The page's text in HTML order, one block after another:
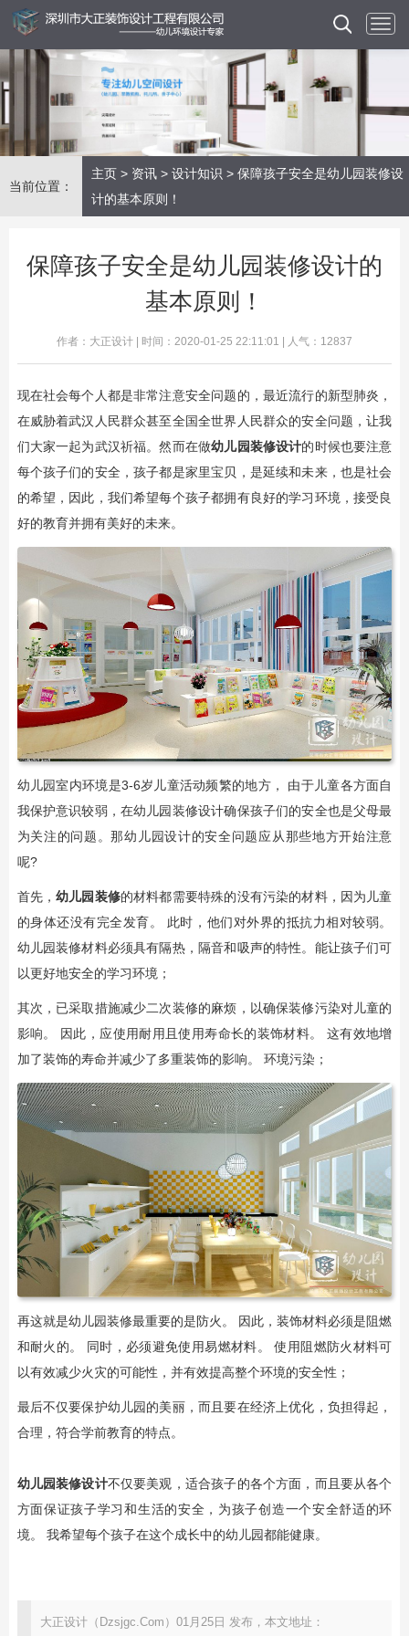
当前位置：
主页 > 资讯 > 设计知识 > 保障孩子安全是幼儿园装修设
计的基本原则！
保障孩子安全是幼儿园装修设计的
基本原则！
作者：大正设计 | 时间：2020-01-25 22:11:01 | 人气：12837
现在社会每个人都是非常注意安全问题的，最近流行的新型肺炎，
在威胁着武汉人民群众甚至全国全世界人民群众的安全问题，让我
们大家一起为武汉祈福。然而在做幼儿园装修设计的时候也要注意
每个孩子们的安全，孩子都是家里宝贝，是延续和未来，也是社会
的希望，因此，我们希望每个孩子都拥有良好的学习环境，接受良
好的教育并拥有美好的未来。
幼儿园室内环境是3-6岁儿童活动频繁的地方， 由于儿童各方面自
我保护意识较弱，在幼儿园装修设计确保孩子们的安全也是父母最
为关注的问题。那幼儿园设计的安全问题应从那些地方开始注意
呢?
首先，幼儿园装修的材料都需要特殊的没有污染的材料，因为儿童
的身体还没有完全发育。 此时，他们对外界的抵抗力相对较弱。
幼儿园装修材料必须具有隔热，隔音和吸声的特性。能让孩子们可
以更好地安全的学习环境；
其次，已采取措施减少二次装修的麻烦，以确保装修污染对儿童的
影响。 因此，应使用耐用且使用寿命长的装饰材料。 这有效地增
加了装饰的寿命并减少了多重装饰的影响。 环境污染；
再这就是幼儿园装修最重要的是防火。 因此，装饰材料必须是阻燃
和耐火的。 同时，必须避免使用易燃材料。 使用阻燃防火材料可
以有效减少火灾的可能性，并有效提高整个环境的安全性；
最后不仅要保护幼儿园的美丽，而且要在经济上优化，负担得起，
合理，符合学前教育的特点。
幼儿园装修设计不仅要美观，适合孩子的各个方面，而且要从各个
方面保证孩子学习和生活的安全，为孩子创造一个安全舒适的环
境。 我希望每个孩子在这个成长中的幼儿园都能健康。
大正设计（Dzsjgc.Com）01月25日 发布，本文地址：